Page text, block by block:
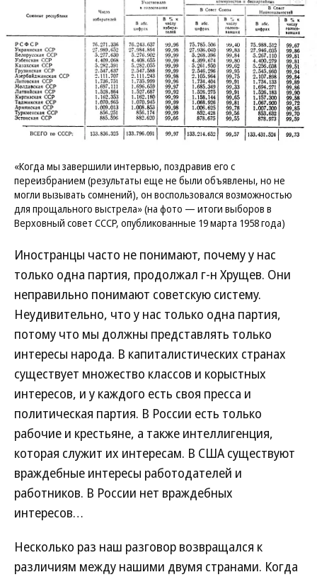
Развернуть
«Когда мы завершили интервью, поздравив его с
переизбранием (результаты еще не были объявлены, но не
могли вызывать сомнений), он воспользовался возможностью
для прощального выстрела» (на фото — итоги выборов в
Верховный совет СССР, опубликованные 19 марта 1958 года)
Иностранцы часто не понимают, почему у нас
только одна партия, продолжал г-н Хрущев. Они
неправильно понимают советскую систему.
Неудивительно, что у нас только одна партия,
потому что мы должны представлять только
интересы народа. В капиталистических странах
существует множество классов и корыстных
интересов, и у каждого есть своя пресса и
политическая партия. В России есть только
рабочие и крестьяне, а также интеллигенция,
которая служит их интересам. В США существуют
враждебные интересы работодателей и
работников. В России нет враждебных
интересов…
Несколько раз наш разговор возвращался к
различиям между нашими двумя странами. Когда